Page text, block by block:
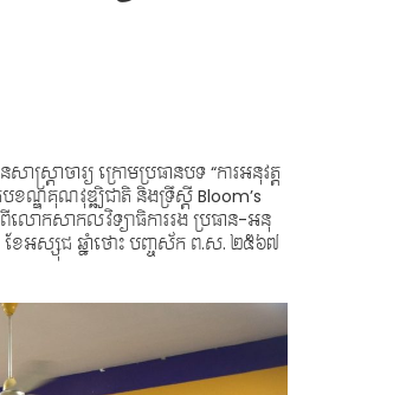
រ្តាចារ្យ ក្រោមប្រធានបទ “ការអនុវត្ត
ខណ្ឌគុណវុឌ្ឍិជាតិ និងទ្រឹស្តី Bloom’s
ោកសាកលវិទ្យាធិការរង ប្រធាន-អនុ
ច ខែអស្សុជ ឆ្នាំថោះ បញ្ចស័ក ព.ស. ២៥៦៧